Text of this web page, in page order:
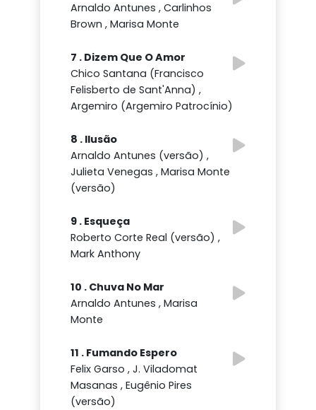
Arnaldo Antunes , Carlinhos
Brown , Marisa Monte
7 . Dizem Que O Amor
Chico Santana (Francisco
Felisberto de Sant'Anna) ,
Argemiro (Argemiro Patrocínio)
8 . Ilusão
Arnaldo Antunes (versão) ,
Julieta Venegas , Marisa Monte
(versão)
9 . Esqueça
Roberto Corte Real (versão) ,
Mark Anthony
10 . Chuva No Mar
Arnaldo Antunes , Marisa
Monte
11 . Fumando Espero
Felix Garso , J. Viladomat
Masanas , Eugênio Pires
(versão)